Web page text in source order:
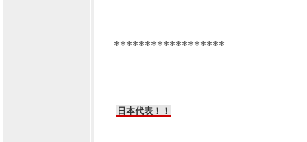
******************
日本代表！！